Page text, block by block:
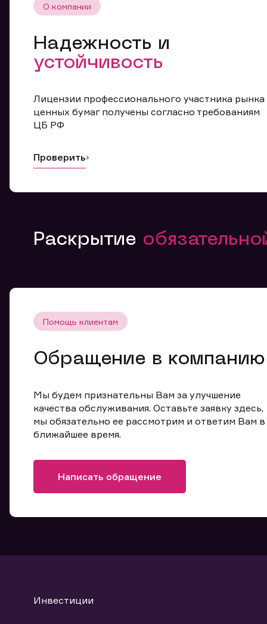
О компании
Надежность и
устойчивость
Лицензии профессионального участника рынка
ценных бумаг получены согласно требованиям
ЦБ РФ
Проверить
Раскрытие
Помощь клиентам
Обращение в компанию
Мы будем признательны Вам за улучшение
качества обслуживания. Оставьте заявку здесь,
мы обязательно ее рассмотрим и ответим Вам в
ближайшее время.
Написать обращение
Инвестиции